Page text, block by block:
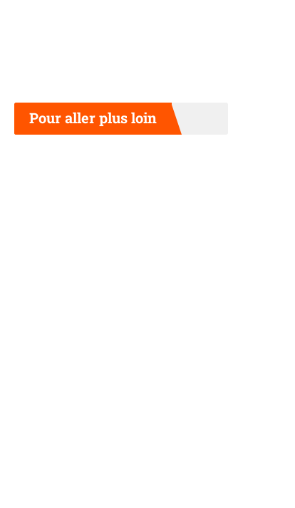
Pour aller plus loin